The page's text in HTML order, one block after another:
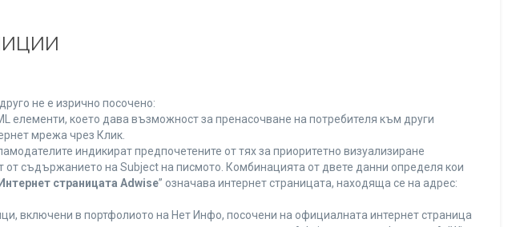
не е изрично посочено:
елементи, което дава възможност за пренасочване на потребителя към други
мрежа чрез Клик.
индикират предпочетените от тях за приоритетно визуализиране
съдържанието на Subject на писмото. Комбинацията от двете данни определя кои
Интернет страницата Adwise” означава интернет страницата, находяща се на адрес:
включени в портфолиото на Нет Инфо, посочени на официалната интернет страница